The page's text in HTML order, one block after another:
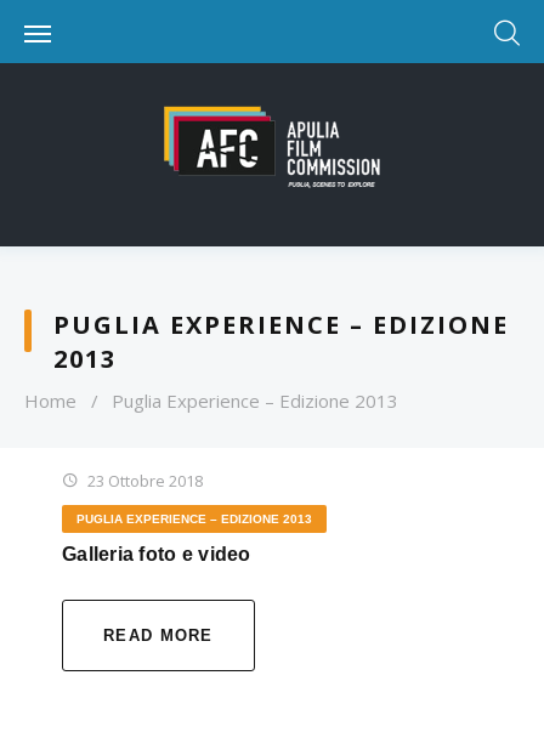
PUGLIA EXPERIENCE – EDIZIONE
2013
Home / Puglia Experience – Edizione 2013
23 Ottobre 2018
PUGLIA EXPERIENCE – EDIZIONE 2013
Galleria foto e video
READ MORE